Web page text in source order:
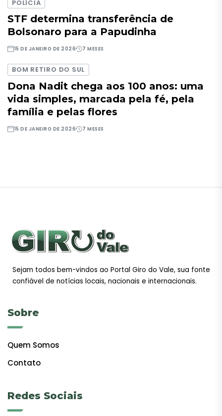
POLÍCIA
STF determina transferência de
Bolsonaro para a Papudinha
15 DE JANEIRO DE 2026 7 MESES
BOM RETIRO DO SUL
Dona Nadit chega aos 100 anos: uma
vida simples, marcada pela fé, pela
família e pelas flores
15 DE JANEIRO DE 2026 7 MESES
Sejam todos bem-vindos ao Portal Giro do Vale, sua fonte
confiável de notícias locais, nacionais e internacionais.
Sobre
Quem Somos
Contato
Redes Sociais